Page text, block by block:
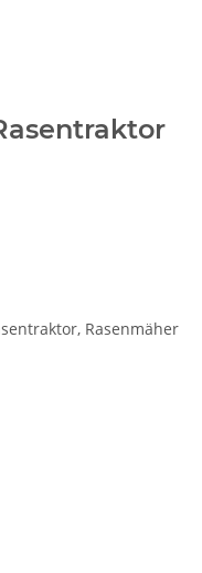
Rasenmäher